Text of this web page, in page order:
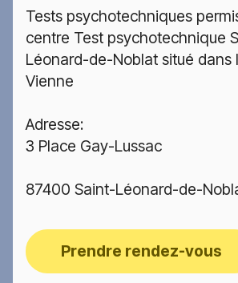
Tests psychotechniques
centre Test psychotechnique
Léonard-de-Noblat situé dans
Vienne
Adresse:
3 Place Gay-Lussac
87400 Saint-Léonard-de-
Prendre rendez-vous